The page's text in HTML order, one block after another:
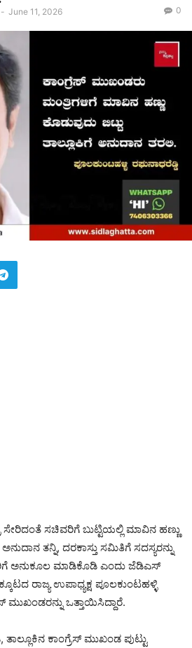
- June 11, 2026 0
ಸೇರಿದಂತೆ ಸಚಿವರಿಗೆ ಬುಟ್ಟಿಯಲ್ಲಿ ಮಾವಿನ ಹಣ್ಣು
ತನ್ನಿ, ದರಕಾಸ್ತು ಸಮಿತಿಗೆ ಸದಸ್ಯರನ್ನು
ಅನುಕೂಲ ಮಾಡಿಕೊಡಿ ಎಂದು ಜೆಡಿಎಸ್
ರಾಜ್ಯ ಉಪಾಧ್ಯಕ್ಷ ಪೂಲಕುಂಟಹಳ್ಳಿ
ಮುಖಂಡರನ್ನು ಒತ್ತಾಯಿಸಿದ್ದಾರೆ.
ಕಾಂಗ್ರೆಸ್ ಮುಖಂಡ ಪುಟ್ಟು